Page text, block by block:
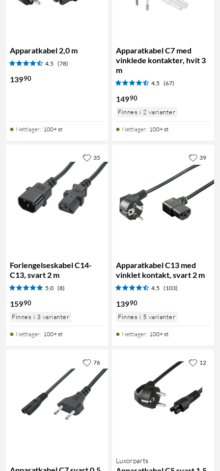
Apparatkabel 2,0 m
4.5 (78)
13990
Nettlager: 100+ st
Apparatkabel C7 med
vinklede kontakter, hvit 3
m
4.5 (67)
14990
Finnes i 2 varianter
Nettlager: 100+ st
Forlengelseskabel C14-
C13, svart 2 m
5.0 (8)
15990
Finnes i 3 varianter
Nettlager: 100+ st
35
Apparatkabel C13 med
vinklet kontakt, svart 2 m
4.5 (103)
13990
Finnes i 5 varianter
Nettlager: 100+ st
39
76
Luxorparts
12